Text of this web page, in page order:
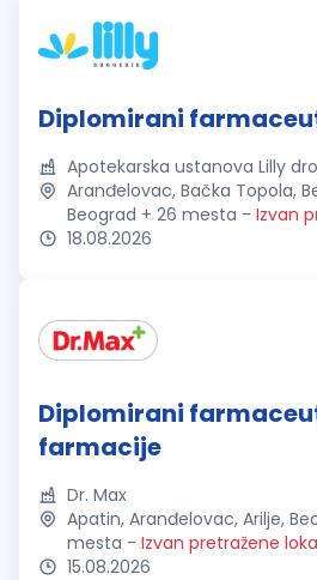
Diplomirani
Apotekarska ustanova Lilly
Aranđelovac, Bačka Topola,
Beograd + 26 mesta - Izvan
18.08.2026
Diplomirani
farmacije
Dr. Max
Apatin, Aranđelovac, Arilje,
mesta - Izvan pretražene
15.08.2026